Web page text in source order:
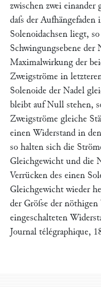
zwischen zwei einander
daſs der Aufhängefaden
Solenoidachsen liegt,
Schwingungsebene der
Maximalwirkung der
Zweigströme in
Solenoide der Nadel
bleibt auf Null stehen,
Zweigströme gleiche
einen Widerstand in
so halten sich die
Gleichgewicht und die
Verrücken des einen
Gleichgewicht wieder
der Gröſse der nöthigen
eingeschalteten
Journal télégraphique,